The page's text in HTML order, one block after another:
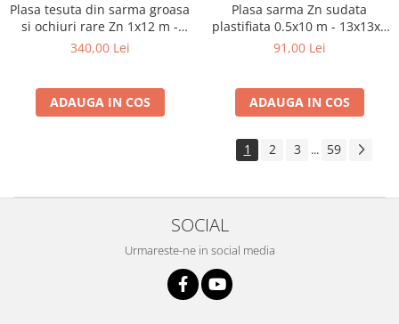
Plasa tesuta din sarma groasa
si ochiuri rare Zn 1x12 m -
7.6x7.6x1 mm
340,00 Lei
ADAUGA IN COS
Plasa sarma Zn sudata
plastifiata 0.5x10 m - 13x13x1
mm
91,00 Lei
ADAUGA IN COS
1 2 3 ... 59
SOCIAL
Urmareste-ne in social media